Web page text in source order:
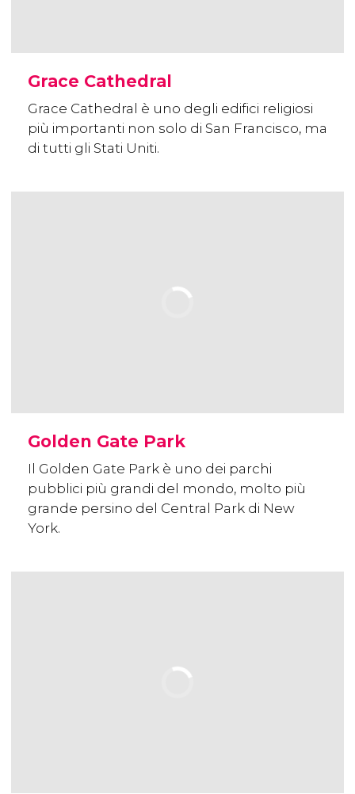
Grace Cathedral
Grace Cathedral è uno degli edifici religiosi
più importanti non solo di San Francisco, ma
di tutti gli Stati Uniti.
Golden Gate Park
Il Golden Gate Park è uno dei parchi
pubblici più grandi del mondo, molto più
grande persino del Central Park di New
York.